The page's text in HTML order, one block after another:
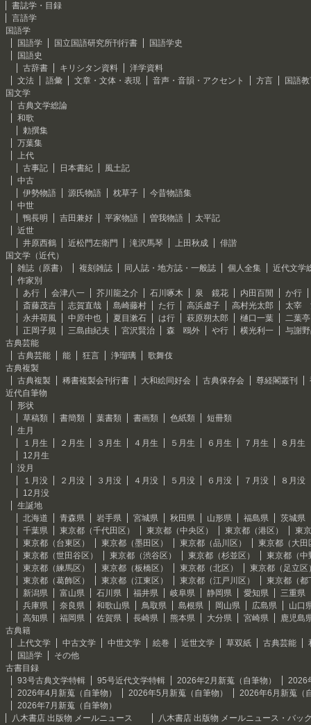
書誌学・目録
言語学
国語学
国語学
国立国語研究所刊行書
国語学史
国語史
古辞書
キリシタン資料
洋学資料
文法
語彙 文章・文体・表現 音声・音韻・アクセント 方言
国語
国文学
古典文学総論
和歌
勅撰集
万葉集
上代
古事記
日本書紀
風土記
中古
伊勢物語
源氏物語 枕草子
今昔物語集
中世
鴨長明
吉田兼好 平家物語 曽我物語
太平記
近世
井原西鶴
近松門左衛門 滝沢馬琴 上田秋成
俳諧
国文学（近代）
雑誌（原書）
複刻雑誌 同人誌・地方誌・一般誌 個人全集
近代文学
作家別
あ行
会津八一 芥川龍之介 石川啄木 泉 鏡花 内田百閒
か行
斎藤茂吉
志賀直哉 島崎藤村 た行 高浜虚子 高村光太郎
太宰
永井荷風
中原中也 夏目漱石 は行 萩原朔太郎 樋口一葉
二葉
正岡子規
三島由紀夫 宮沢賢治 森 鴎外 や行 横光利一
与謝
古典芸能
古典芸能
能 狂言 浄瑠璃
歌舞伎
古典複製
古典複製
稀書複製会刊行書 大和絵同好会 古典保存会 尊経閣叢刊
近代自筆物
形状
草稿類
書簡類 葉書類 書画類 色紙類
短冊類
生月
１月生
２月生 ３月生 ４月生 ５月生 ６月生 ７月生
８月生
12月生
没月
１月没
２月没 ３月没 ４月没 ５月没 ６月没 ７月没
８月没
12月没
生誕地
北海道
青森県 岩手県 宮城県 秋田県 山形県 福島県
茨城県
千葉県
東京都（千代田区） 東京都（中央区） 東京都（港区）
東
東京都（台東区）
東京都（墨田区） 東京都（品川区）
東京都（大田
東京都（世田谷区）
東京都（渋谷区） 東京都（杉並区）
東京都（中
東京都（練馬区）
東京都（板橋区） 東京都（北区）
東京都（足立区
東京都（葛飾区）
東京都（江東区） 東京都（江戸川区）
東京都（都
新潟県
富山県 石川県 福井県 岐阜県 静岡県 愛知県
三重県
兵庫県
奈良県 和歌山県 鳥取県 島根県 岡山県 広島県
山口
高知県
福岡県 佐賀県 長崎県 熊本県 大分県 宮崎県
鹿児島
古典籍
上代文学
中古文学 中世文学 絵巻 近世文学 草双紙 古典芸能
国語学
その他
古書目録
93号古典文学特輯
95号近代文学特輯 2026年2月新蒐（自筆物）
2026
2026年4月新蒐（自筆物）
2026年5月新蒐（自筆物）
2026年6月新蒐（
2026年7月新蒐（自筆物）
八木書店 出版物 メールニュース
八木書店 出版物 メールニュース・バッ